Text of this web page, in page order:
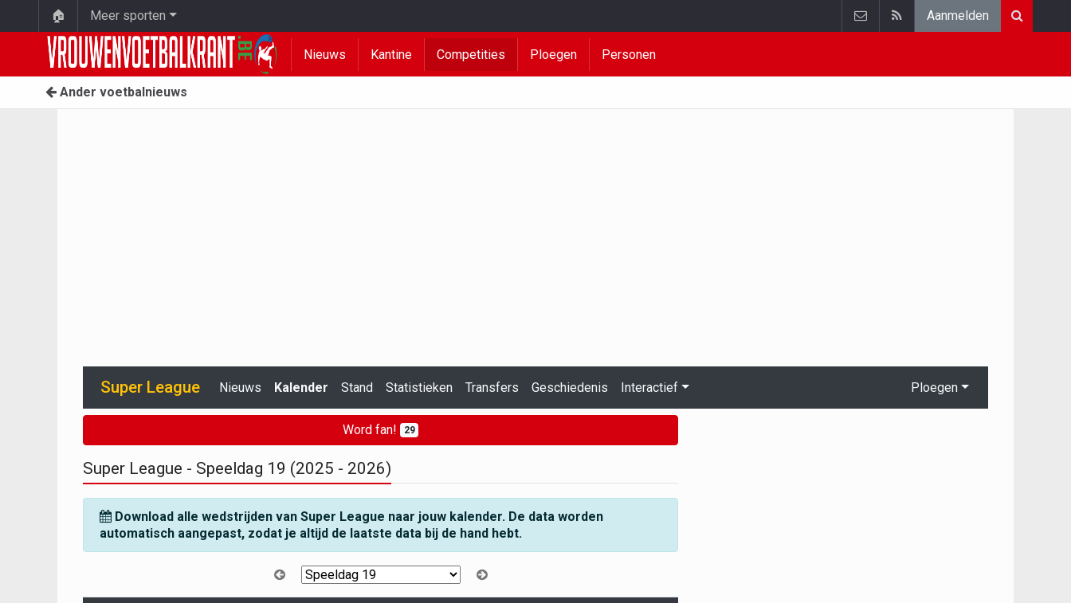
🏠 Meer sporten Aanmelden
Nieuws Kantine Competities Ploegen Personen
Ander voetbalnieuws
Super League Nieuws Kalender Stand Statistieken Transfers Geschiedenis Interactief Ploegen
Word fan! 29
Super League - Speeldag 19 (2025 - 2026)
Download alle wedstrijden van Super League naar jouw kalender. De data worden
automatisch aangepast, zodat je altijd de laatste data bij de hand hebt.